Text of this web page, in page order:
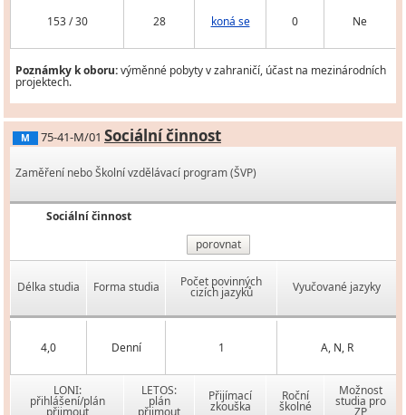
153 / 30 28 koná se 0 Ne
Poznámky k oboru:výměnné pobyty v zahraničí, účast na mezinárodních
projektech.
M 75-41-M/01 Sociální činnost
Zaměření nebo Školní vzdělávací program (ŠVP)
Sociální činnost
porovnat
Délka studia Forma studia Počet povinných
cizích jazyků Vyučované jazyky
4,0 Denní 1 A, N, R
LONI:
přihlášení/plán
LETOS:
plán Přijímací
zkouška
Roční
školné
Možnost
studia pro